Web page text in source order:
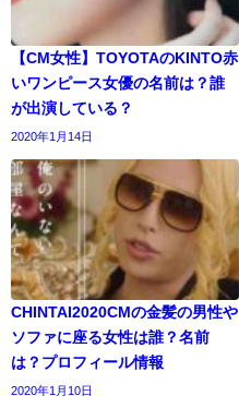
【CM女性】TOYOTAのKINTO赤
いワンピース女優の名前は？誰
が出演している？
2020年1月14日
CHINTAI2020CMの金髪の男性や
ソファに座る女性は誰？名前
は？プロフィール情報
2020年1月10日